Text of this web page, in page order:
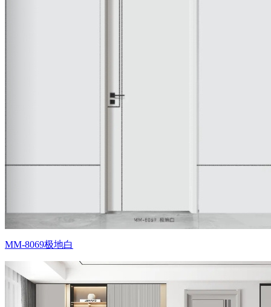
MM-8069极地白